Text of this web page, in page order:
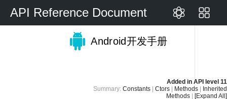
API Reference Document
Android开发手册
Added in API level 11
Summary: Constants Ctors Methods
Inherited
Methods
[Expand All]